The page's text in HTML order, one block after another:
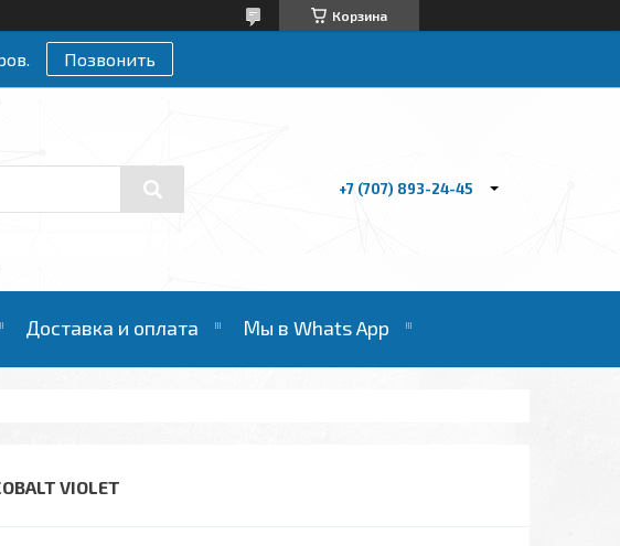
Корзина
Позвонить
+7 (707) 893-24-45
Доставка и оплата Мы в Whats App
VIOLET